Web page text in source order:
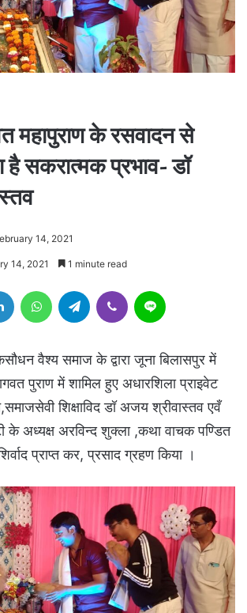
महापुराण के रसवादन से
है सकरात्मक प्रभाव- डॉ
14, 2021
14, 2021 1 minute read
LinkedIn WhatsAppTelegram Viber
वैश्य समाज के द्वारा जूना बिलासपुर में
पुराण में शामिल हुए अधारशिला प्राइवेट
शिक्षाविद डॉ अजय श्रीवास्तव एवँ
के अध्यक्ष अरविन्द शुक्ला ,कथा वाचक पण्डित
प्राप्त कर, प्रसाद ग्रहण किया ।